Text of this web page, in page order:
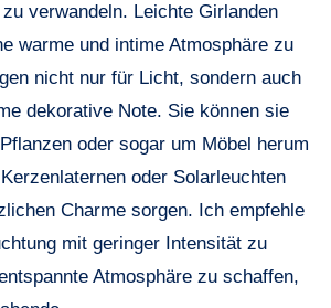
verwandeln. Leichte Girlanden
warme und intime Atmosphäre zu
nicht nur für Licht, sondern auch
dekorative Note. Sie können sie
oder sogar um Möbel herum
oder Solarleuchten
Charme sorgen. Ich empfehle
mit geringer Intensität zu
Atmosphäre zu schaffen,